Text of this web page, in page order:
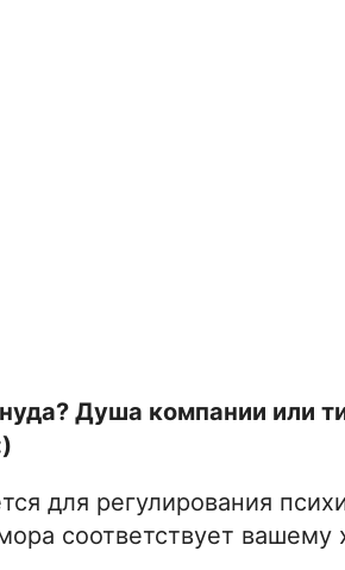
Душа компании или
для регулирования
соответствует вашему